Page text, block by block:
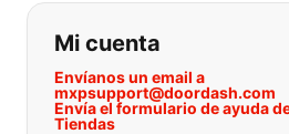
Si no puede
Mi cuenta
Envíanos un email a
mxpsupport@doordash.com
Envía el formulario de ayuda
Tiendas